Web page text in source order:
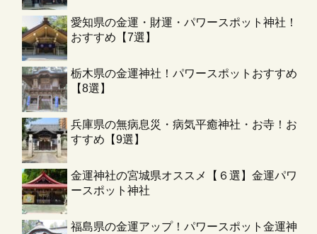
愛知県の金運・財運・パワースポット神社！
おすすめ【7選】
栃木県の金運神社！パワースポットおすすめ
【8選】
兵庫県の無病息災・病気平癒神社・お寺！お
すすめ【9選】
金運神社の宮城県オススメ【６選】金運パワ
ースポット神社
福島県の金運アップ！パワースポット金運神